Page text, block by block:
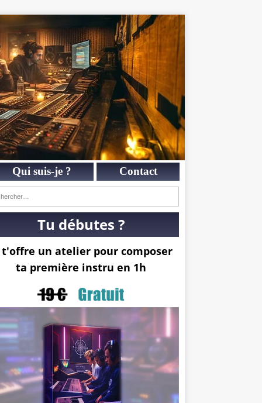
Qui suis-je ? Contact
Tu débutes ?
t'offre un atelier pour composer
ta première instru en 1h